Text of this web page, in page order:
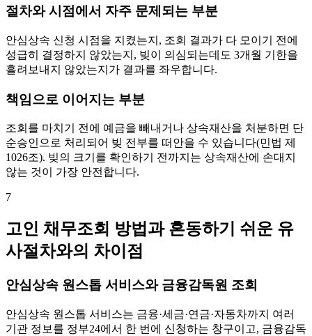
절차와 시점에서 자주 문제되는 부분
안심상속 신청 시점을 지켰는지, 조회 결과가 다 모이기 전에
성급히 결정하지 않았는지, 빚이 의심되는데도 3개월 기한을
흘려보내지 않았는지가 결과를 좌우합니다.
책임으로 이어지는 부분
조회를 마치기 전에 예금을 빼내거나 상속재산을 처분하면 단
순승인으로 처리되어 빚 전부를 떠안을 수 있습니다(민법 제
1026조). 빚의 크기를 확인하기 전까지는 상속재산에 손대지
않는 것이 가장 안전합니다.
7
고인 채무조회 방법과 혼동하기 쉬운 유
사절차와의 차이점
안심상속 원스톱 서비스와 금융감독원 조회
안심상속 원스톱 서비스는 금융·세금·연금·자동차까지 여러
기관 정보를 정부24에서 한 번에 신청하는 창구이고, 금융감독